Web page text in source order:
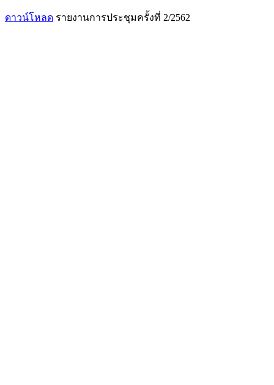
ดาวน์โหลด รายงานการประชุมครั้งที่ 2/2562